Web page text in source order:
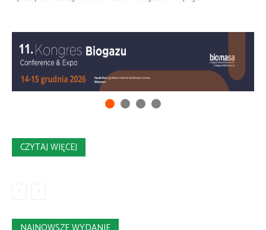
CZYTAJ WIĘCEJ